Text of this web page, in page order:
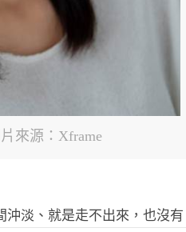
來源：Xframe
沖淡、就是走不出來，也沒有